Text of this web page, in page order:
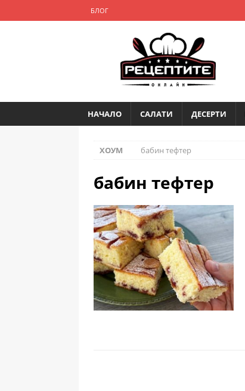
БЛОГ
НАЧАЛО САЛАТИ ДЕСЕРТИ
ХОУМ бабин тефтер
бабин тефтер